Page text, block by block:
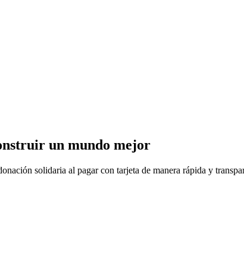
un mundo mejor
solidaria al pagar con tarjeta de manera rápida y